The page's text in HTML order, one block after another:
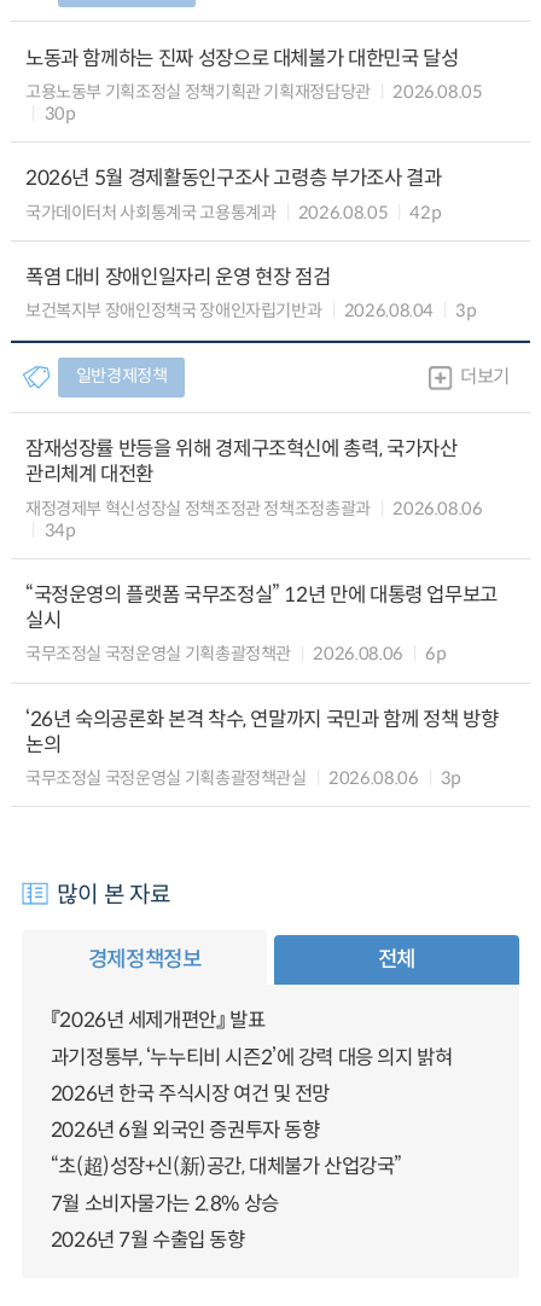
노동과 함께하는 진짜 성장으로 대체불가 대한민국 달성
고용노동부 기획조정실 정책기획관 기획재정담당관
2026.08.05
30p
2026년 5월 경제활동인구조사 고령층 부가조사 결과
국가데이터처 사회통계국 고용통계과 2026.08.05 42p
폭염 대비 장애인일자리 운영 현장 점검
보건복지부 장애인정책국 장애인자립기반과 2026.08.04 3p
일반경제정책 더보기
잠재성장률 반등을 위해 경제구조혁신에 총력, 국가자산
관리체계 대전환
재정경제부 혁신성장실 정책조정관 정책조정총괄과
2026.08.06
34p
“국정운영의 플랫폼 국무조정실” 12년 만에 대통령 업무보고
실시
국무조정실 국정운영실 기획총괄정책관 2026.08.06 6p
‘26년 숙의공론화 본격 착수, 연말까지 국민과 함께 정책 방향
논의
국무조정실 국정운영실 기획총괄정책관실 2026.08.06 3p
많이 본 자료
경제정책정보 전체
『2026년 세제개편안』 발표
과기정통부, ‘누누티비 시즌2’에 강력 대응 의지 밝혀
2026년 한국 주식시장 여건 및 전망
2026년 6월 외국인 증권투자 동향
“초(超)성장+신(新)공간, 대체불가 산업강국”
7월 소비자물가는 2.8% 상승
2026년 7월 수출입 동향